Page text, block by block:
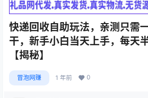
快递回收自助玩法，亲测只需
干，新手小白当天上手，每天
【揭秘】
冒泡网赚 1 年前 0